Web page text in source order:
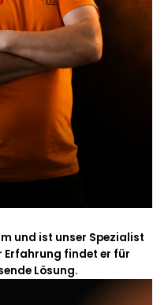
und ist unser Spezialist
Erfahrung findet er für
Lösung.